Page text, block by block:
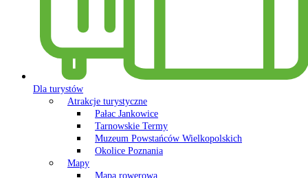
Dla turystów
Atrakcje turystyczne
Pałac Jankowice
Tarnowskie Termy
Muzeum Powstańców Wielkopolskich
Okolice Poznania
Mapy
Mapa rowerowa